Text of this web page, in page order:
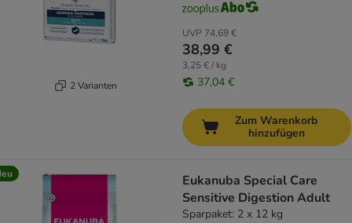
2 Varianten
UVP 74,69 €
38,99 €
3,25 € / kg
37,04 €
Zum Warenkorb
hinzufügen
Eukanuba Special Care
Sensitive Digestion Adult
Sparpaket: 2 x 12 kg